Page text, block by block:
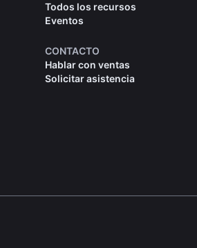
Todos los recursos
Eventos
CONTACTO
Hablar con ventas
Solicitar asistencia